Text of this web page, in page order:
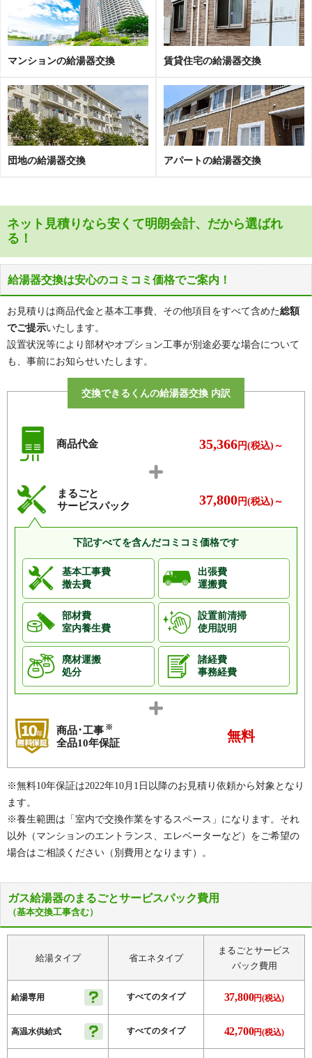
マンションの給湯器交換 賃貸住宅の給湯器交換
団地の給湯器交換 アパートの給湯器交換
ネット見積りなら安くて明朗会計、だから選ばれ
る！
給湯器交換は安心のコミコミ価格でご案内！
お見積りは商品代金と基本工事費、その他項目をすべて含めた総額
でご提示いたします。
設置状況等により部材やオプション工事が別途必要な場合について
も、事前にお知らせいたします。
交換できるくんの給湯器交換 内訳
商品代金 35,366円(税込)～
まるごと
サービスパック
37,800円(税込)～
下記すべてを含んだコミコミ価格です
基本工事費
撤去費
出張費
運搬費
部材費
室内養生費
設置前清掃
使用説明
廃材運搬
処分
諸経費
事務経費
商品･工事 ※
全品10年保証 無料
※無料10年保証は2022年10月1日以降のお見積り依頼から対象となり
ます。
※養生範囲は「室内で交換作業をするスペース」になります。それ
以外（マンションのエントランス、エレベーターなど）をご希望の
場合はご相談ください（別費用となります）。
ガス給湯器のまるごとサービスパック費用
（基本交換工事含む）
給湯タイプ 省エネタイプ
まるごとサービス
パック費用
給湯専用 すべてのタイプ 37,800円(税込)
高温水供給式 すべてのタイプ 42,700円(税込)